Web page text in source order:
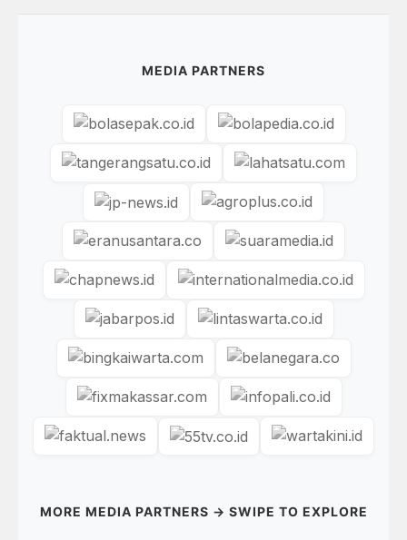
MEDIA PARTNERS
MORE MEDIA PARTNERS → SWIPE TO EXPLORE